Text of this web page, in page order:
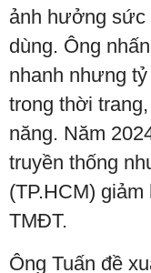
ảnh hưởng sức
dùng. Ông
nhanh nhưng
trong thời
năng. Năm
truyền thống
(TP.HCM)
TMĐT.
Ông Tuấn đề